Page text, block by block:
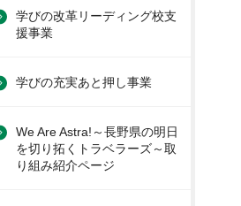
学びの改革リーディング校支
援事業
学びの充実あと押し事業
We Are Astra!～長野県の明日
を切り拓くトラベラーズ～取
り組み紹介ページ